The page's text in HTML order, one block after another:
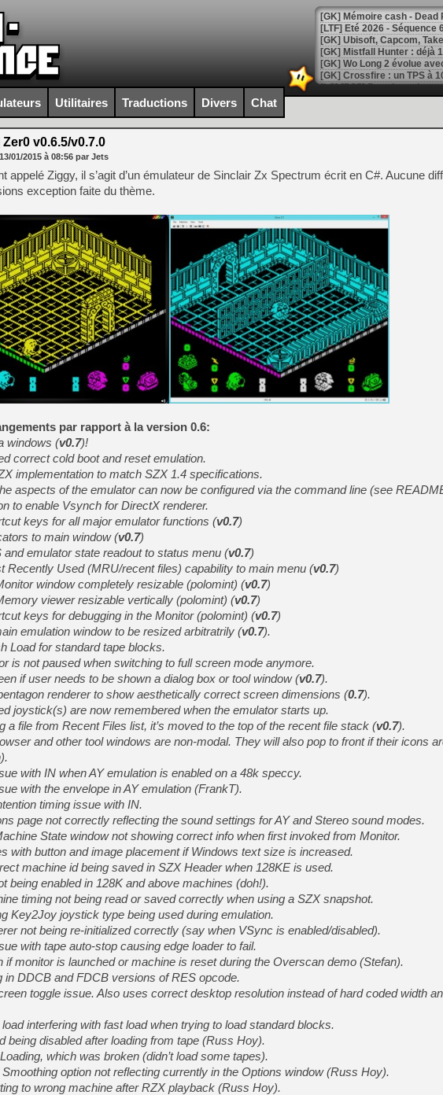
[LTF] Eté 2026 - Séquence
[GK] Mistfall Hunter : déjà
[GK] Wo Long 2 évolue
[GK] Crossfire : un TPS à
[LS] [PS5] Premiers
[Mo5] DOOM arrive en
[GK] Bethesda fête les 30
[GK] Roblox : l'action en
[GK] Agenda - GeForce
[GK] Devolver Digital en a
[LS] [PS5] ps5-y2jb-
[GK] Pourquoi Marvel
[GK] Test : Restory : Chill
[GK] GTA 6 : Rockstar
[GK] Hot Wheels Infinite
[GK] Mémoire cash -
[GK] Résultats Nintendo :
[GK] Déjà des
[Mo5] Brickboy cherche à
[GK] Minecraft et ses «
[GK] Beast of
[GK] Ubisoft : fin de partie
[GK] Mémoire cash -
[GK] Dan Houser (GTA)
[GK] Comment EA Sports
[GK] Crimson Moon : un
[GK] Isle of Reveries : le
[GK] Moonlighter 2 : The
[GK] Capcom relance
[GK] Guillermo del Toro
Utilitaires Traductions Divers Chat
Zer0 v0.6.5/v0.7.0
13/01/2015 à 08:56 par Jets
appelé Ziggy, il s’agit d’un émulateur de Sinclair Zx Spectrum écrit en C#. Aucune
exception faite du thème.
par rapport à la version 0.6:
windows (v0.7)!
correct cold boot and reset emulation.
implementation to match SZX 1.4 specifications.
aspects of the emulator can now be configured via the command line (see
to enable Vsynch for DirectX renderer.
keys for all major emulator functions (v0.7)
to main window (v0.7)
and emulator state readout to status menu (v0.7)
Recently Used (MRU/recent files) capability to main menu (v0.7)
window completely resizable (polomint) (v0.7)
viewer resizable vertically (polomint) (v0.7)
keys for debugging in the Monitor (polomint) (v0.7)
emulation window to be resized arbitratrily (v0.7).
Load for standard tape blocks.
is not paused when switching to full screen mode anymore.
if user needs to be shown a dialog box or tool window (v0.7).
renderer to show aesthetically correct screen dimensions (0.7).
joystick(s) are now remembered when the emulator starts up.
a file from Recent Files list, it’s moved to the top of the recent file stack (v0.7).
and other tool windows are non-modal. They will also pop to front if their icons
with IN when AY emulation is enabled on a 48k speccy.
with the envelope in AY emulation (FrankT).
timing issue with IN.
page not correctly reflecting the sound settings for AY and Stereo sound modes.
State window not showing correct info when first invoked from Monitor.
with button and image placement if Windows text size is increased.
machine id being saved in SZX Header when 128KE is used.
being enabled in 128K and above machines (doh!).
timing not being read or saved correctly when using a SZX snapshot.
Key2Joy joystick type being used during emulation.
not being re-initialized correctly (say when VSync is enabled/disabled).
with tape auto-stop causing edge loader to fail.
if monitor is launched or machine is reset during the Overscan demo (Stefan).
in DDCB and FDCB versions of RES opcode.
toggle issue. Also uses correct desktop resolution instead of hard coded width
interfering with fast load when trying to load standard blocks.
being disabled after loading from tape (Russ Hoy).
which was broken (didn’t load some tapes).
option not reflecting currently in the Options window (Russ Hoy).
to wrong machine after RZX playback (Russ Hoy).